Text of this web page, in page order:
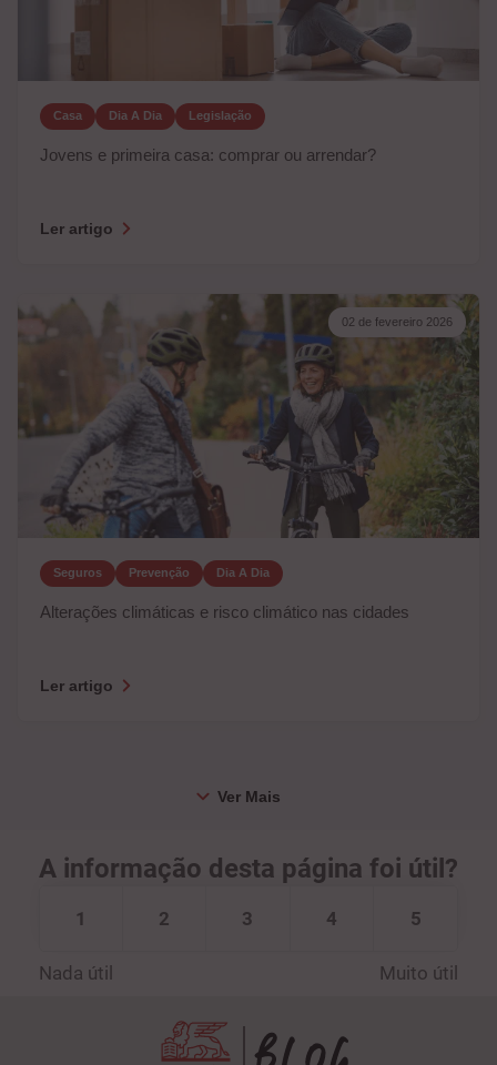
Casa Dia A Dia Legislação
Jovens e primeira casa: comprar ou arrendar?
Ler artigo
02 de fevereiro 2026
Seguros Prevenção Dia A Dia
Alterações climáticas e risco climático nas cidades
Ler artigo
A informação desta página foi útil?
Nada útil
1 2 3 4 5
Muito útil